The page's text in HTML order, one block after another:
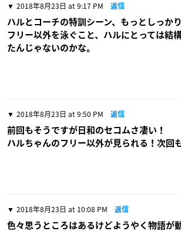
2018年8月23日 at 9:17 PM 返信
ハルとコーチの特訓シーン、もっとしっか
フリー以外を泳ぐこと、ハルにとっては結
たんじゃないのかな。
2018年8月23日 at 9:50 PM 返信
前回もそうですが日和のセコムさ凄い！
ハルちゃんのフリー以外が見られる！次回
2018年8月23日 at 10:08 PM 返信
色々思うところはあるけどようやく物語が